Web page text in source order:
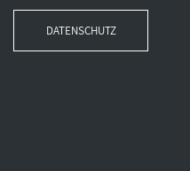
DATENSCHUTZ